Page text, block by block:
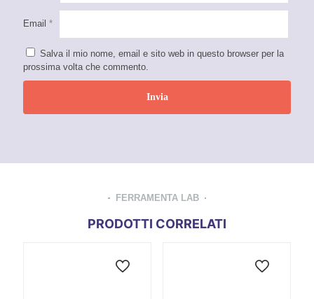
Email *
Salva il mio nome, email e sito web in questo browser per la
prossima volta che commento.
FERRAMENTA LAB
PRODOTTI CORRELATI